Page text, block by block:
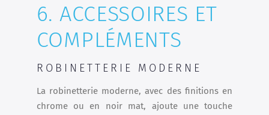
6. ACCESSOIRES ET
COMPLÉMENTS
ROBINETTERIE MODERNE
La robinetterie moderne, avec des finitions en
chrome ou en noir mat, ajoute une touche